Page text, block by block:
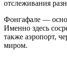
отслеживания
Фонгафале —
Именно здесь
также аэропорт,
миром.